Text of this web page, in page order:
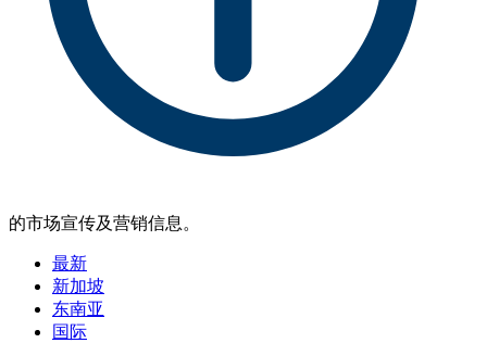
的市场宣传及营销信息。
最新
新加坡
东南亚
国际